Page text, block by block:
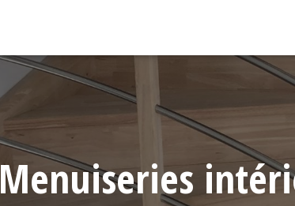
Menuiseries